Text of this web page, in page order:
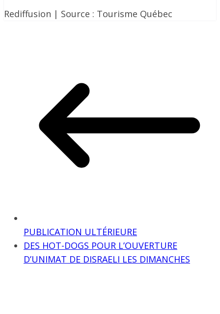
Rediffusion | Source : Tourisme Québec
PUBLICATION ULTÉRIEURE
DES HOT-DOGS POUR L’OUVERTURE
D’UNIMAT DE DISRAELI LES DIMANCHES